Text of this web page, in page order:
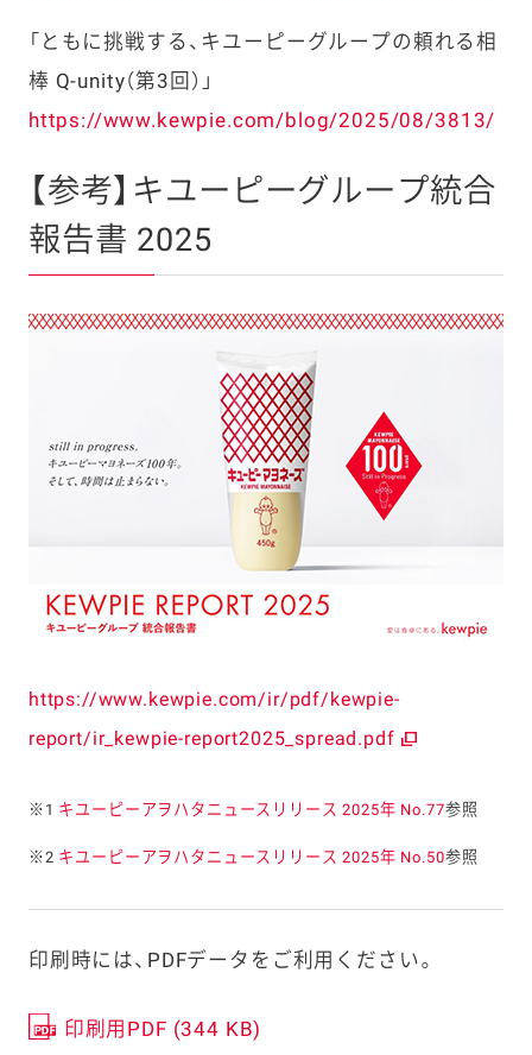
「ともに挑戦する、キユーピーグループの頼れる相
棒 Q-unity（第3回）」
https://www.kewpie.com/blog/2025/08/3813/
【参考】キユーピーグループ統合
報告書 2025
https://www.kewpie.com/ir/pdf/kewpie-
report/ir_kewpie-report2025_spread.pdf
※1 キユーピーアヲハタニュースリリース 2025年 No.77参照
※2 キユーピーアヲハタニュースリリース 2025年 No.50参照
印刷時には、PDFデータをご利用ください。
印刷用PDF (344 KB)